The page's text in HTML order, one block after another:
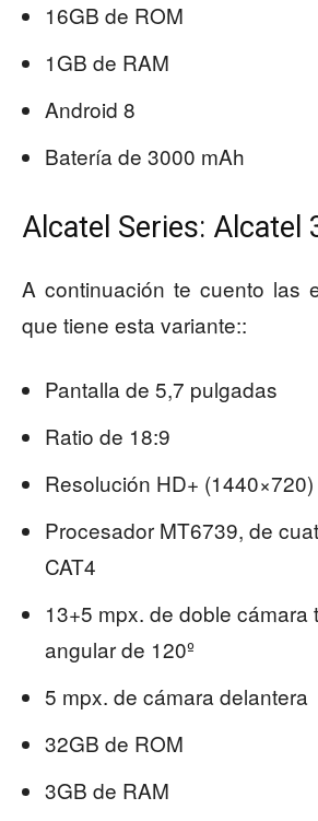
16GB de ROM
1GB de RAM
Android 8
Batería de 3000 mAh
Alcatel Series: Alcatel
A continuación te cuento las
que tiene esta variante::
Pantalla de 5,7 pulgadas
Ratio de 18:9
Resolución HD+ (1440×720)
Procesador MT6739, de
CAT4
13+5 mpx. de doble cámara
angular de 120º
5 mpx. de cámara delantera
32GB de ROM
3GB de RAM